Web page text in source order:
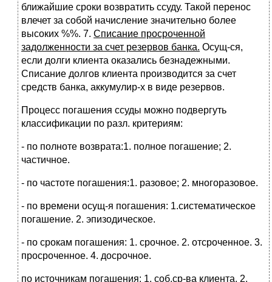
ближайшие сроки возвратить ссуду. Такой перенос
влечет за собой начисление значительно более
высоких %%. 7. Списание просроченной
задолженности за счет резервов банка. Осущ-ся,
если долги клиента оказались безнадежными.
Списание долгов клиента производится за счет
средств банка, аккумулир-х в виде резервов.
Процесс погашения ссуды можно подвергуть
классификации по разл. критериям:
- по полноте возврата:1. полное погашение; 2.
частичное.
- по частоте погашения:1. разовое; 2. многоразовое.
- по времени осущ-я погашения: 1.систематическое
погашение. 2. эпизодическое.
- по срокам погашения: 1. срочное. 2. отсроченное. 3.
просроченное. 4. досрочное.
по источникам погашения: 1. соб.ср-ва клиента. 2.